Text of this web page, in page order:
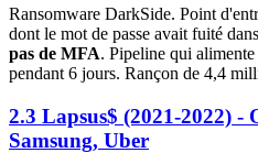
Ransomware DarkSide. Point
dont le mot de passe avait fuité
pas de MFA. Pipeline qui
pendant 6 jours. Rançon de 4,4
2.3 Lapsus$ (2021-2022)
Samsung, Uber